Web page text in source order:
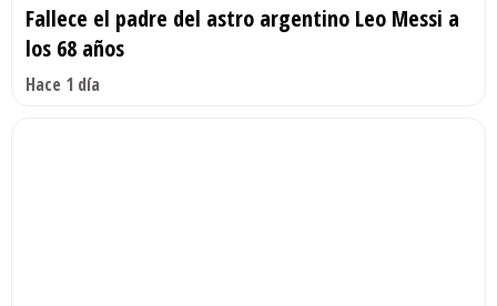
Fallece el padre del astro argentino Leo Messi a
los 68 años
Hace 1 día